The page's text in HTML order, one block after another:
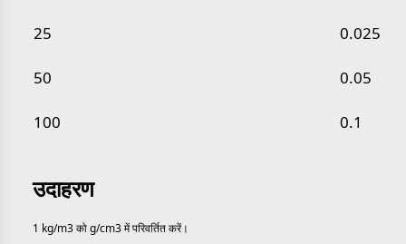
25 0.025
50 0.05
100 0.1
उदाहरण
1 kg/m3 को g/cm3 में परिवर्तित करें।